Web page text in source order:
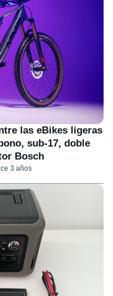
las eBikes ligeras
sub-17, doble
Bosch
3 años